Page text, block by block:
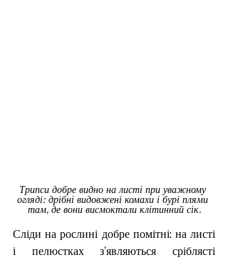
Трипси добре видно на листі при уважному
огляді: дрібні видовжені комахи і бурі плями
там, де вони висмоктали клітинний сік.
Сліди на рослині добре помітні: на листі
і пелюстках з'являються сріблясті